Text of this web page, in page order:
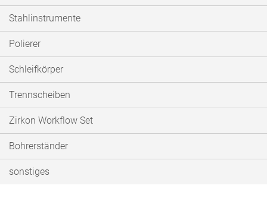
Stahlinstrumente
Polierer
Schleifkörper
Trennscheiben
Zirkon Workflow Set
Bohrerständer
sonstiges